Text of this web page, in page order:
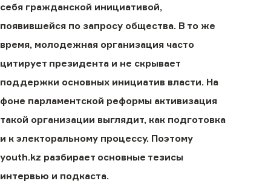
себя гражданской инициативой,
появившейся по запросу общества. В то же
время, молодежная организация часто
цитирует президента и не скрывает
поддержки основных инициатив власти. На
фоне парламентской реформы активизация
такой организации выглядит, как подготовка
и к электоральному процессу. Поэтому
youth.kz разбирает основные тезисы
интервью и подкаста.